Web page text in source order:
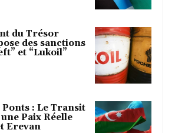
du Trésor
des sanctions
et “Lukoil”
Ponts : Le Transit
Paix Réelle
Erevan